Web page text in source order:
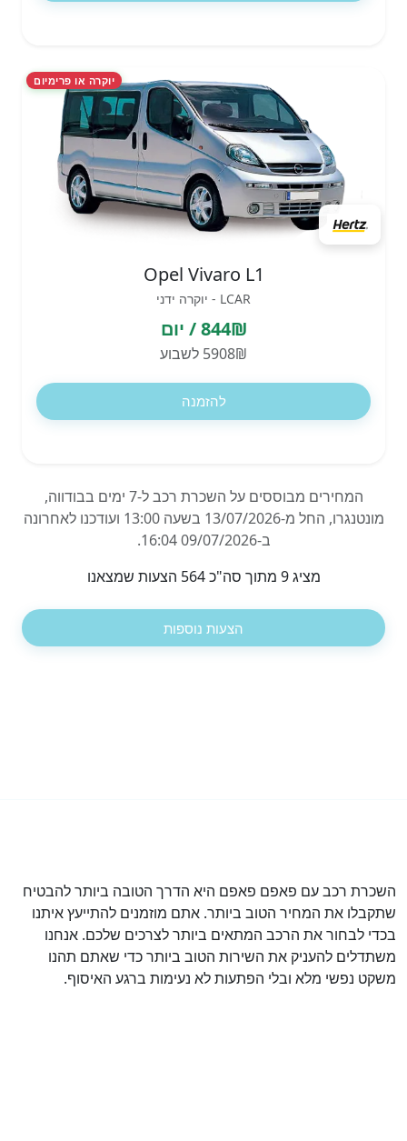
יוקרה או פרימיום
Opel Vivaro L1
LCAR - יוקרה ידני
844₪ / יום
5908₪ לשבוע
להזמנה
המחירים מבוססים על השכרת רכב ל-7 ימים בבודווה,
מונטנגרו, החל מ-13/07/2026 בשעה 13:00 ועודכנו לאחרונה
ב-09/07/2026 16:04.
מציג 9 מתוך סה"כ 564 הצעות שמצאנו
הצעות נוספות
השכרת רכב עם פאפם פאפם היא הדרך הטובה ביותר להבטיח
שתקבלו את המחיר הטוב ביותר. אתם מוזמנים להתייעץ איתנו
בכדי לבחור את הרכב המתאים ביותר לצרכים שלכם. אנחנו
משתדלים להעניק את השירות הטוב ביותר כדי שאתם תהנו
משקט נפשי מלא ובלי הפתעות לא נעימות ברגע האיסוף.